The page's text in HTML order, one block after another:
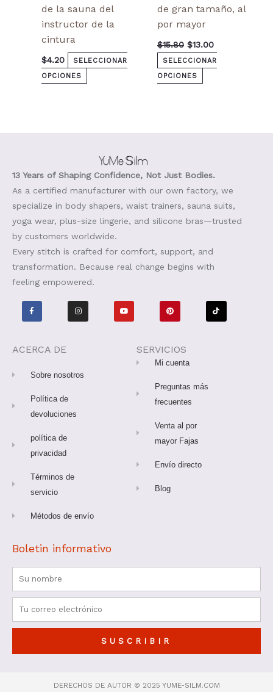
de la sauna del
instructor de la
cintura
$4.20
SELECCIONAR
OPCIONES
de gran tamaño, al
por mayor
$15.80 $13.00
SELECCIONAR
OPCIONES
13 Years of Shaping Confidence, Not Just Bodies.
As a certified manufacturer with our own factory, we
specialize in body shapers, waist trainers, sauna suits,
yoga wear, plus-size lingerie, and silicone bras—trusted
by customers worldwide.
Every stitch is crafted for comfort, support, and
transformation. Because real change begins with
feeling empowered.
F
a
c
e
o
k
I
n
s
t
Y
o
u
T
P
i
n
t
e
s
t
T
i
k
t
ACERCA DE
Sobre nosotros
Política de
devoluciones
política de
privacidad
Términos de
servicio
Métodos de envío
SERVICIOS
Mi cuenta
Preguntas más
frecuentes
Venta al por
mayor Fajas
Envío directo
Blog
Boletin informativo
Nombre
Correo
electrónico
SUSCRIBIR
DERECHOS DE AUTOR © 2025 YUME-SILM.COM